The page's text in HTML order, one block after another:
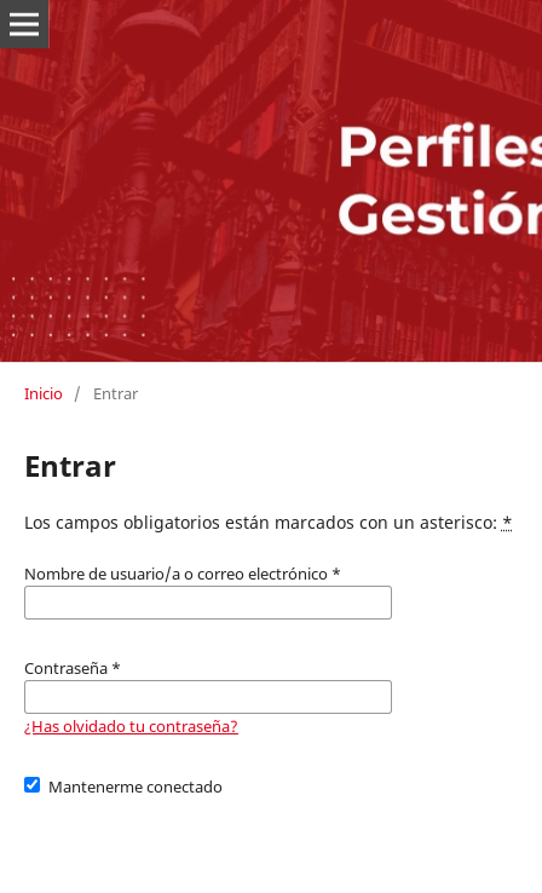
Inicio / Entrar
Entrar
Los campos obligatorios están marcados con un asterisco: *
Nombre de usuario/a o correo electrónico *
Contraseña *
¿Has olvidado tu contraseña?
Mantenerme conectado